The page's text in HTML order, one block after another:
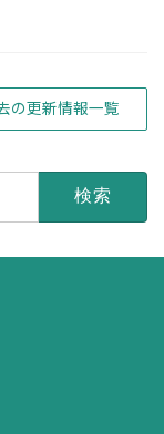
の更新情報一覧